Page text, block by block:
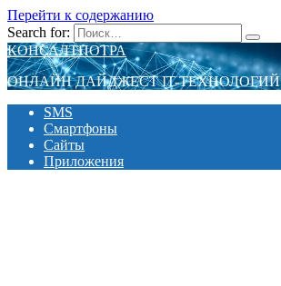
Перейти к содержанию
Search for:
КОНСАЛТПОТРА
ОНЛАЙН ДАЙДЖЕСТ IT-ТЕХНОЛОГИЙ
SMS
Смартфоны
Сайты
Приложения